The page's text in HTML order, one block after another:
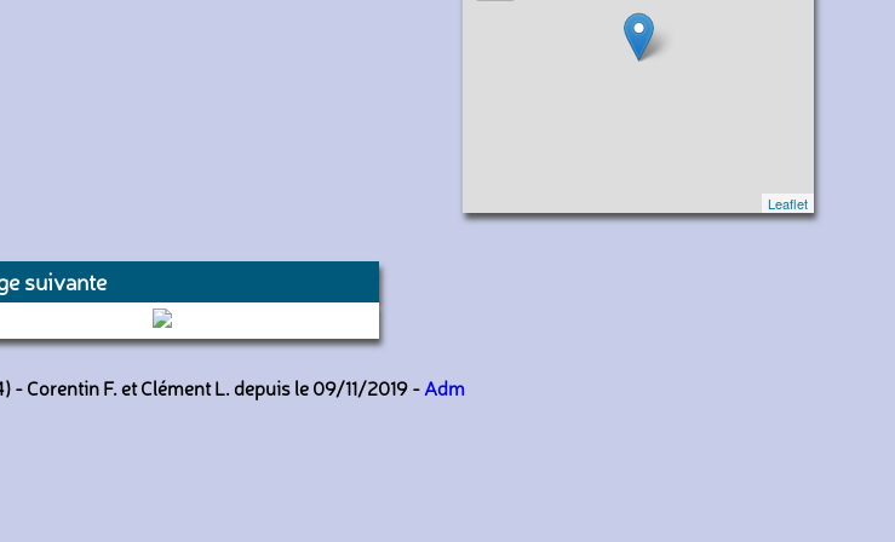
Leaflet
suivante
4939 (RATP)
Corentin F. et Clément L. depuis le 09/11/2019 -Adm